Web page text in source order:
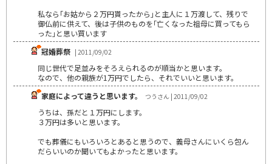
私なら｢お姑から２万円貰ったから｣と主人に１万渡して、残りで
御仏前に供えて、後は子供のものを｢亡くなった祖母に買ってもら
った｣と思い買います
冠婚葬祭 | 2011/09/02
同じ世代で足並みをそろえられるのが順当かと思います。
なので、他の親族が1万円でしたら、それでいいと思います。
家庭によって違うと思います。
つうさん | 2011/09/02
うちは、孫だと１万円にします。
３万円は多いと思います。
でも葬儀にもいろいろとあると思うので、義母さんにいくら包ん
だらいいのか聞いてもよかったと思います。